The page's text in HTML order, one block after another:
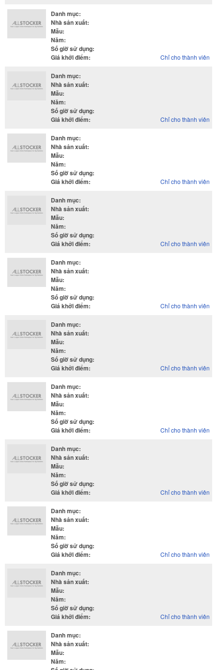
Danh mục:
Nhà sản xuất:
Mẫu:
Năm:
Số giờ sử dụng:
Giá khởi điểm: Chỉ cho thành viên
Danh mục:
Nhà sản xuất:
Mẫu:
Năm:
Số giờ sử dụng:
Giá khởi điểm: Chỉ cho thành viên
Danh mục:
Nhà sản xuất:
Mẫu:
Năm:
Số giờ sử dụng:
Giá khởi điểm: Chỉ cho thành viên
Danh mục:
Nhà sản xuất:
Mẫu:
Năm:
Số giờ sử dụng:
Giá khởi điểm: Chỉ cho thành viên
Danh mục:
Nhà sản xuất:
Mẫu:
Năm:
Số giờ sử dụng:
Giá khởi điểm: Chỉ cho thành viên
Danh mục:
Nhà sản xuất:
Mẫu:
Năm:
Số giờ sử dụng:
Giá khởi điểm: Chỉ cho thành viên
Danh mục:
Nhà sản xuất:
Mẫu:
Năm:
Số giờ sử dụng:
Giá khởi điểm: Chỉ cho thành viên
Danh mục:
Nhà sản xuất:
Mẫu:
Năm:
Số giờ sử dụng:
Giá khởi điểm: Chỉ cho thành viên
Danh mục:
Nhà sản xuất:
Mẫu:
Năm:
Số giờ sử dụng:
Giá khởi điểm: Chỉ cho thành viên
Danh mục:
Nhà sản xuất:
Mẫu:
Năm:
Số giờ sử dụng:
Giá khởi điểm: Chỉ cho thành viên
Danh mục:
Nhà sản xuất:
Mẫu:
Năm: